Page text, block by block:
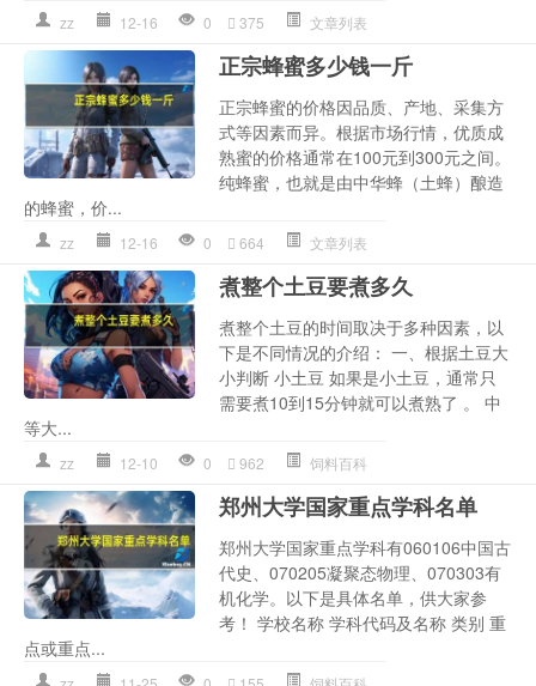
zz 12-16 0 375 文章列表
正宗蜂蜜多少钱一斤
正宗蜂蜜的价格因品质、产地、采集方
式等因素而异。根据市场行情，优质成
熟蜜的价格通常在100元到300元之间。
纯蜂蜜，也就是由中华蜂（土蜂）酿造
的蜂蜜，价...
zz 12-16 0 664 文章列表
煮整个土豆要煮多久
煮整个土豆的时间取决于多种因素，以
下是不同情况的介绍： 一、根据土豆大
小判断 小土豆 如果是小土豆，通常只
需要煮10到15分钟就可以煮熟了 。 中
等大...
zz 12-10 0 962 饲料百科
郑州大学国家重点学科名单
郑州大学国家重点学科有060106中国古
代史、070205凝聚态物理、070303有
机化学。以下是具体名单，供大家参
考！ 学校名称 学科代码及名称 类别 重
点或重点...